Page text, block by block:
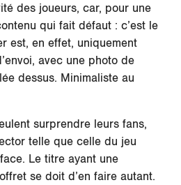
des joueurs, car, pour une
qui fait défaut : c’est le
est, en effet, uniquement
avec une photo de
dessus. Minimaliste au
surprendre leurs fans,
telle que celle du jeu
Le titre ayant une
se doit d’en faire autant.